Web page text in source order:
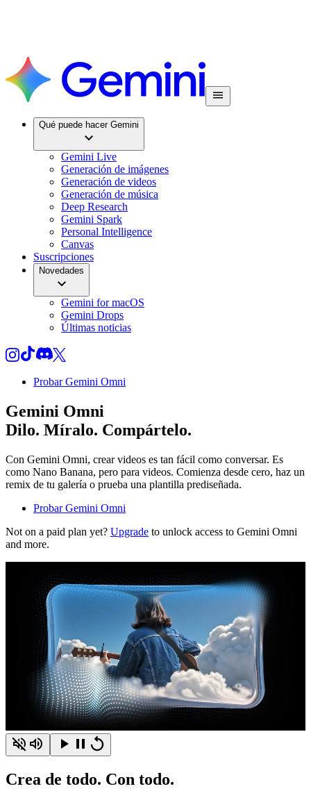
Qué puede hacer Gemini
Gemini Live
Generación de imágenes
Generación de videos
Generación de música
Deep Research
Gemini Spark
Personal Intelligence
Canvas
Suscripciones
Novedades
Gemini for macOS
Gemini Drops
Últimas noticias
Probar Gemini Omni
Gemini Omni
Dilo. Míralo. Compártelo.
Con Gemini Omni, crear videos es tan fácil como conversar. Es
como Nano Banana, pero para videos. Comienza desde cero, haz un
remix de tu galería o prueba una plantilla prediseñada.
Probar Gemini Omni
Not on a paid plan yet? Upgrade to unlock access to Gemini Omni
and more.
Crea de todo. Con todo.